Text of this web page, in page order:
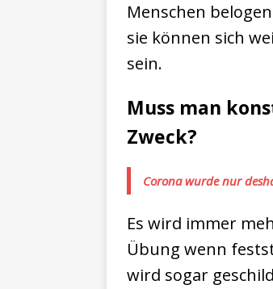
Menschen
sie können sich
sein.
Muss man
Zweck?
Corona wurde nur
Es wird immer
Übung wenn
wird sogar